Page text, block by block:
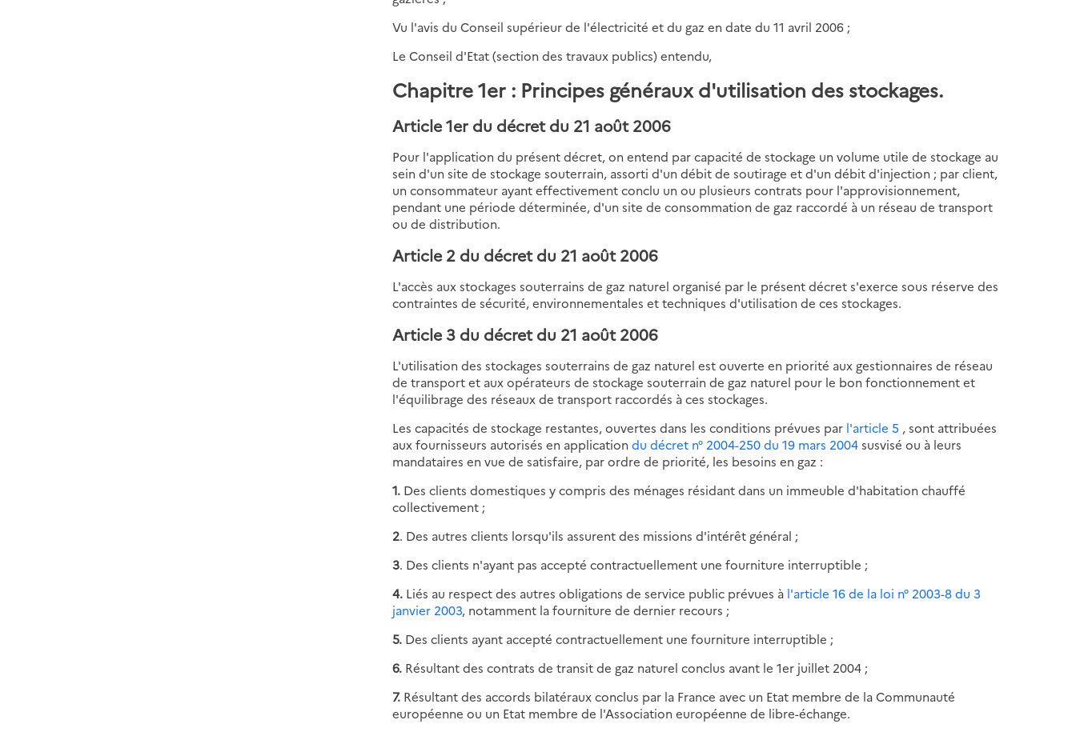
Vu l'avis du Conseil supérieur de l'électricité et du gaz en date du 11 avril 2006 ;
Le Conseil d'Etat (section des travaux publics) entendu,
Chapitre 1er : Principes généraux d'utilisation des stockages.
Article 1er du décret du 21 août 2006
Pour l'application du présent décret, on entend par capacité de stockage un volume utile de stockage au
sein d'un site de stockage souterrain, assorti d'un débit de soutirage et d'un débit d'injection ; par client,
un consommateur ayant effectivement conclu un ou plusieurs contrats pour l'approvisionnement,
pendant une période déterminée, d'un site de consommation de gaz raccordé à un réseau de transport
ou de distribution.
Article 2 du décret du 21 août 2006
L'accès aux stockages souterrains de gaz naturel organisé par le présent décret s'exerce sous réserve des
contraintes de sécurité, environnementales et techniques d'utilisation de ces stockages.
Article 3 du décret du 21 août 2006
L'utilisation des stockages souterrains de gaz naturel est ouverte en priorité aux gestionnaires de réseau
de transport et aux opérateurs de stockage souterrain de gaz naturel pour le bon fonctionnement et
l'équilibrage des réseaux de transport raccordés à ces stockages.
Les capacités de stockage restantes, ouvertes dans les conditions prévues par l'article 5 , sont attribuées
aux fournisseurs autorisés en applicationdu décret n° 2004-250 du 19 mars 2004susvisé ou à leurs
mandataires en vue de satisfaire, par ordre de priorité, les besoins en gaz :
1. Des clients domestiques y compris des ménages résidant dans un immeuble d'habitation chauffé
collectivement ;
2. Des autres clients lorsqu'ils assurent des missions d'intérêt général ;
3. Des clients n'ayant pas accepté contractuellement une fourniture interruptible ;
4. Liés au respect des autres obligations de service public prévues à l'article 16 de la loi n° 2003-8 du 3
janvier 2003, notamment la fourniture de dernier recours ;
5. Des clients ayant accepté contractuellement une fourniture interruptible ;
6. Résultant des contrats de transit de gaz naturel conclus avant le 1er juillet 2004 ;
7. Résultant des accords bilatéraux conclus par la France avec un Etat membre de la Communauté
européenne ou un Etat membre de l'Association européenne de libre-échange.